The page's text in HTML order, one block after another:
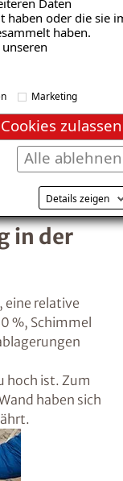
haben oder die sie
haben.
Marketing
zulassen
Alle ablehnen
Details zeigen
Ein erstes
ist
das
ist,